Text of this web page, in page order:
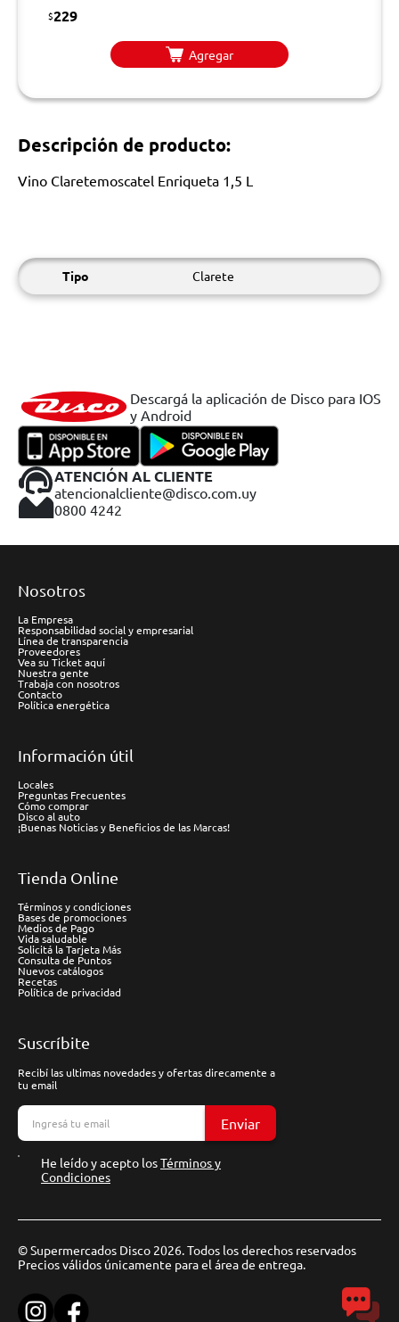
$229
Agregar
Descripción de producto:
Vino Claretemoscatel Enriqueta 1,5 L
Tipo Clarete
Descargá la aplicación de Disco para IOS
y Android
ATENCIÓN AL CLIENTE
atencionalcliente@disco.com.uy
0800 4242
Nosotros
La Empresa
Responsabilidad social y empresarial
Línea de transparencia
Proveedores
Vea su Ticket aquí
Nuestra gente
Trabaja con nosotros
Contacto
Política energética
Información útil
Locales
Preguntas Frecuentes
Cómo comprar
Disco al auto
¡Buenas Noticias y Beneficios de las Marcas!
Tienda Online
Términos y condiciones
Bases de promociones
Medios de Pago
Vida saludable
Solicitá la Tarjeta Más
Consulta de Puntos
Nuevos catálogos
Recetas
Política de privacidad
Suscríbite
Recibí las ultimas novedades y ofertas direcamente a
tu email
Enviar
He leído y acepto losTérminos y
Condiciones
© Supermercados Disco 2026. Todos los derechos reservados
Precios válidos únicamente para el área de entrega.